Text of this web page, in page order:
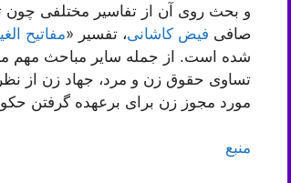
و بحث روی آن از تفاسیر مختلفی چون
صافی فیض کاشانی، تفسیر «مفاتیح
شده است. از جمله سایر مباحث مهم
تساوی حقوق زن و مرد، جهاد زن از
مورد مجوز زن برای برعهده گرفتن
منبع